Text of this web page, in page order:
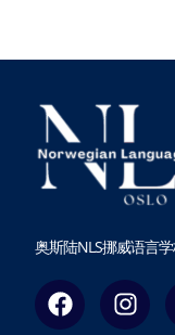
奥斯陆NLS挪威语言
F
a
I
n